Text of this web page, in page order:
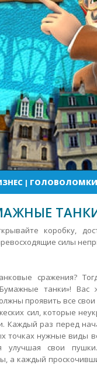
| ГОЛОВОЛОМКИ
коробку,
силы
сражения?
танки»! Вас
проявить все
сил, которые
Каждый раз перед
точках нужные виды
улучшая свои
а каждый